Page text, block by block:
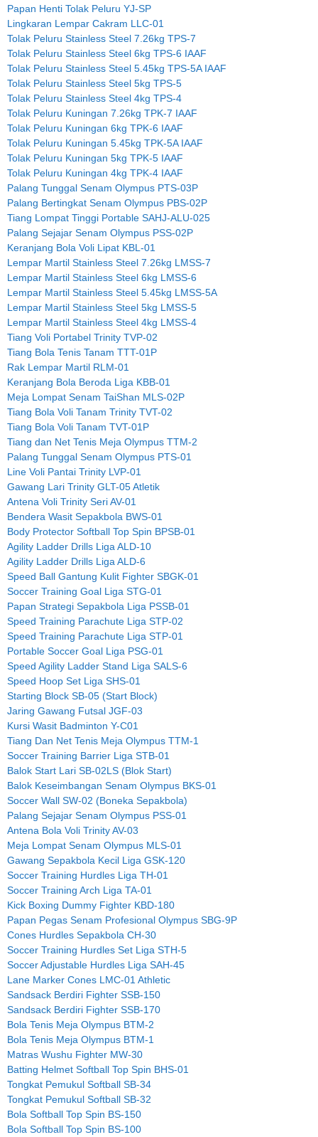
Papan Henti Tolak Peluru YJ-SP
Lingkaran Lempar Cakram LLC-01
Tolak Peluru Stainless Steel 7.26kg TPS-7
Tolak Peluru Stainless Steel 6kg TPS-6 IAAF
Tolak Peluru Stainless Steel 5.45kg TPS-5A IAAF
Tolak Peluru Stainless Steel 5kg TPS-5
Tolak Peluru Stainless Steel 4kg TPS-4
Tolak Peluru Kuningan 7.26kg TPK-7 IAAF
Tolak Peluru Kuningan 6kg TPK-6 IAAF
Tolak Peluru Kuningan 5.45kg TPK-5A IAAF
Tolak Peluru Kuningan 5kg TPK-5 IAAF
Tolak Peluru Kuningan 4kg TPK-4 IAAF
Palang Tunggal Senam Olympus PTS-03P
Palang Bertingkat Senam Olympus PBS-02P
Tiang Lompat Tinggi Portable SAHJ-ALU-025
Palang Sejajar Senam Olympus PSS-02P
Keranjang Bola Voli Lipat KBL-01
Lempar Martil Stainless Steel 7.26kg LMSS-7
Lempar Martil Stainless Steel 6kg LMSS-6
Lempar Martil Stainless Steel 5.45kg LMSS-5A
Lempar Martil Stainless Steel 5kg LMSS-5
Lempar Martil Stainless Steel 4kg LMSS-4
Tiang Voli Portabel Trinity TVP-02
Tiang Bola Tenis Tanam TTT-01P
Rak Lempar Martil RLM-01
Keranjang Bola Beroda Liga KBB-01
Meja Lompat Senam TaiShan MLS-02P
Tiang Bola Voli Tanam Trinity TVT-02
Tiang Bola Voli Tanam TVT-01P
Tiang dan Net Tenis Meja Olympus TTM-2
Palang Tunggal Senam Olympus PTS-01
Line Voli Pantai Trinity LVP-01
Gawang Lari Trinity GLT-05 Atletik
Antena Voli Trinity Seri AV-01
Bendera Wasit Sepakbola BWS-01
Body Protector Softball Top Spin BPSB-01
Agility Ladder Drills Liga ALD-10
Agility Ladder Drills Liga ALD-6
Speed Ball Gantung Kulit Fighter SBGK-01
Soccer Training Goal Liga STG-01
Papan Strategi Sepakbola Liga PSSB-01
Speed Training Parachute Liga STP-02
Speed Training Parachute Liga STP-01
Portable Soccer Goal Liga PSG-01
Speed Agility Ladder Stand Liga SALS-6
Speed Hoop Set Liga SHS-01
Starting Block SB-05 (Start Block)
Jaring Gawang Futsal JGF-03
Kursi Wasit Badminton Y-C01
Tiang Dan Net Tenis Meja Olympus TTM-1
Soccer Training Barrier Liga STB-01
Balok Start Lari SB-02LS (Blok Start)
Balok Keseimbangan Senam Olympus BKS-01
Soccer Wall SW-02 (Boneka Sepakbola)
Palang Sejajar Senam Olympus PSS-01
Antena Bola Voli Trinity AV-03
Meja Lompat Senam Olympus MLS-01
Gawang Sepakbola Kecil Liga GSK-120
Soccer Training Hurdles Liga TH-01
Soccer Training Arch Liga TA-01
Kick Boxing Dummy Fighter KBD-180
Papan Pegas Senam Profesional Olympus SBG-9P
Cones Hurdles Sepakbola CH-30
Soccer Training Hurdles Set Liga STH-5
Soccer Adjustable Hurdles Liga SAH-45
Lane Marker Cones LMC-01 Athletic
Sandsack Berdiri Fighter SSB-150
Sandsack Berdiri Fighter SSB-170
Bola Tenis Meja Olympus BTM-2
Bola Tenis Meja Olympus BTM-1
Matras Wushu Fighter MW-30
Batting Helmet Softball Top Spin BHS-01
Tongkat Pemukul Softball SB-34
Tongkat Pemukul Softball SB-32
Bola Softball Top Spin BS-150
Bola Softball Top Spin BS-100